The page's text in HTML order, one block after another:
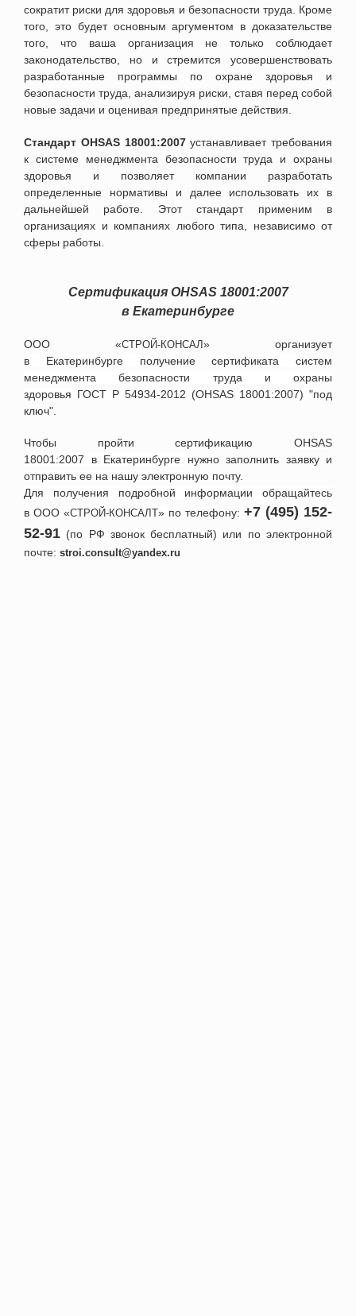
сократит риски для здоровья и безопасности труда. Кроме
того, это будет основным аргументом в доказательстве
того, что ваша организация не только соблюдает
законодательство, но и стремится усовершенствовать
разработанные программы по охране здоровья и
безопасности труда, анализируя риски, ставя перед собой
новые задачи и оценивая предпринятые действия.
Стандарт OHSAS 18001:2007устанавливает требования
к системе менеджмента безопасности труда и охраны
здоровья и позволяет компании разработать
определенные нормативы и далее использовать их в
дальнейшей работе. Этот стандарт применим в
организациях и компаниях любого типа, независимо от
сферы работы.
Сертификация OHSAS 18001:2007
в Екатеринбурге
ООО «СТРОЙ-КОНСАЛ» организует
в Екатеринбурге получениесертификата систем
менеджмента безопасности труда и охраны
здоровья ГОСТ Р 54934-2012 (OHSAS 18001:2007) "под
ключ".
Чтобы пройти сертификацию OHSAS
18001:2007 в Екатеринбурге нужно заполнить заявку и
отправить ее на нашу электронную почту.
Для получения подробной информации обращайтесь
в ООО «СТРОЙ-КОНСАЛТ» по телефону: +7 (495) 152-
52-91 (по РФ звонок бесплатный) или по электронной
почте: stroi.consult@yandex.ru